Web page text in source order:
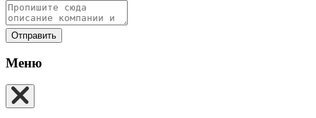
Отправить
Меню